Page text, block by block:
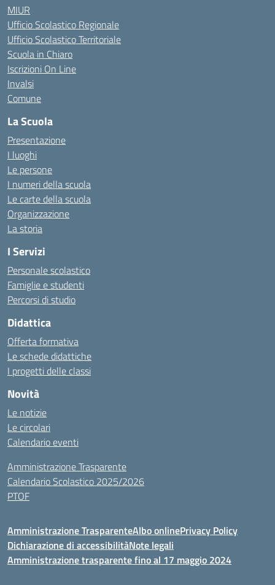
MIUR
Ufficio Scolastico Regionale
Ufficio Scolastico Territoriale
Scuola in Chiaro
Iscrizioni On Line
Invalsi
Comune
La Scuola
Presentazione
I luoghi
Le persone
I numeri della scuola
Le carte della scuola
Organizzazione
La storia
I Servizi
Personale scolastico
Famiglie e studenti
Percorsi di studio
Didattica
Offerta formativa
Le schede didattiche
I progetti delle classi
Novità
Le notizie
Le circolari
Calendario eventi
Amministrazione Trasparente
Calendario Scolastico 2025/2026
PTOF
Amministrazione TrasparenteAlbo onlinePrivacy Policy
Dichiarazione di accessibilitàNote legali
Amministrazione trasparente fino al 17 maggio 2024